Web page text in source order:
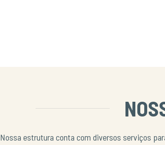
Nossa estrutura conta com diversos serviços